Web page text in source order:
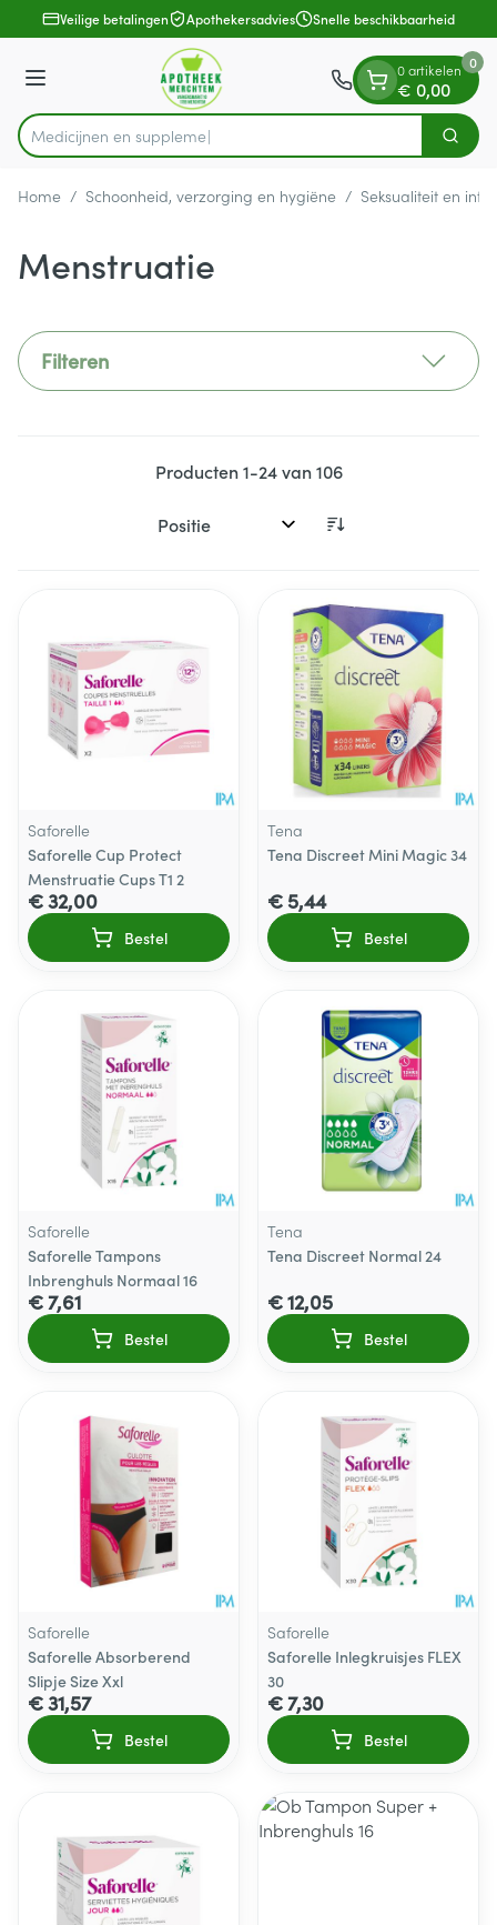
Ga naar de inhoud
1 van 1Veilige betalingen Apothekersadvies Snelle beschikbaarheid
Menu
Product, merk, categorie...
Med Zoek
0 artikelen
€ 0,00
0
Home / Schoonheid, verzorging en hygiëne / Seksualiteit en
Menstruatie
Filteren
Producten1-24van106
Sorteer op:
Saforelle
Saforelle Cup Protect
Menstruatie Cups T1 2
€ 32,00
Bestel
Tena
Tena Discreet Mini Magic 34
€ 5,44
Bestel
Saforelle
Saforelle Tampons
Inbrenghuls Normaal 16
€ 7,61
Bestel
Tena
Tena Discreet Normal 24
€ 12,05
Bestel
Saforelle
Saforelle Absorberend
Slipje Size Xxl
€ 31,57
Bestel
Saforelle
Saforelle Inlegkruisjes FLEX
30
€ 7,30
Bestel